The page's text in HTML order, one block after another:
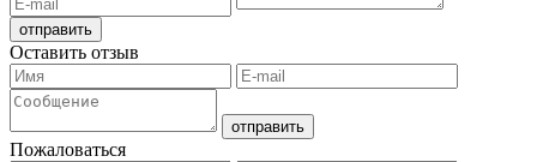
Оставить отзыв
Пожаловаться